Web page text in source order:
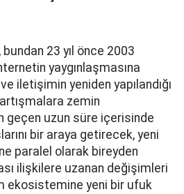
bundan 23 yıl önce 2003
yaygınlaşmasına
iletişimin yeniden yapılandığı
zemin
geçen uzun süre içerisinde
bir araya getirecek, yeni
paralel olarak bireyden
ilişkilere uzanan değişimleri
ekosistemine yeni bir ufuk